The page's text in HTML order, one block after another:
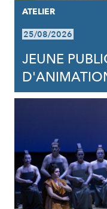
ATELIER
25/08/2026
JEUNE